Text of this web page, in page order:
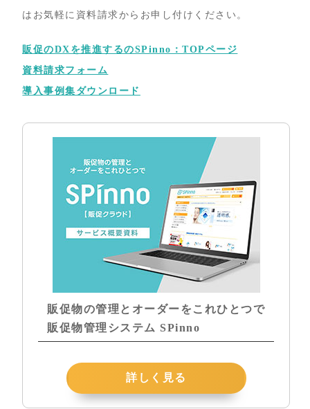
はお気軽に資料請求からお申し付けください。
販促のDXを推進するのSPinno：TOPページ
資料請求フォーム
導入事例集ダウンロード
販促物の管理とオーダーをこれひとつで
販促物管理システム SPinno
詳しく見る